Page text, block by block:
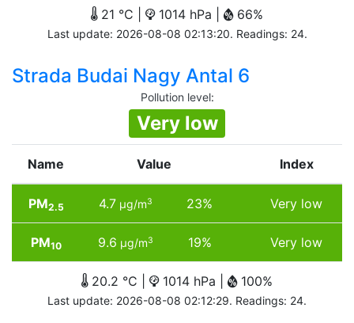
21 °C | 1014 hPa | 66%
Last update: 2026-08-08 02:13:20. Readings: 24.
Strada Budai Nagy Antal 6
Pollution level:
Very low
Name Value Index
PM2.5 4.7 µg/m3 23% Very low
PM10 9.6 µg/m3 19% Very low
20.2 °C | 1014 hPa | 100%
Last update: 2026-08-08 02:12:29. Readings: 24.